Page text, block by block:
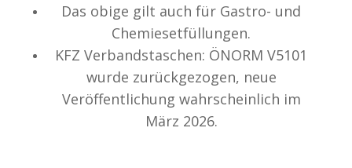
Das obige gilt auch für Gastro- und
Chemiesetfüllungen.
KFZ Verbandstaschen: ÖNORM V5101
wurde zurückgezogen, neue
Veröffentlichung wahrscheinlich im
März 2026.